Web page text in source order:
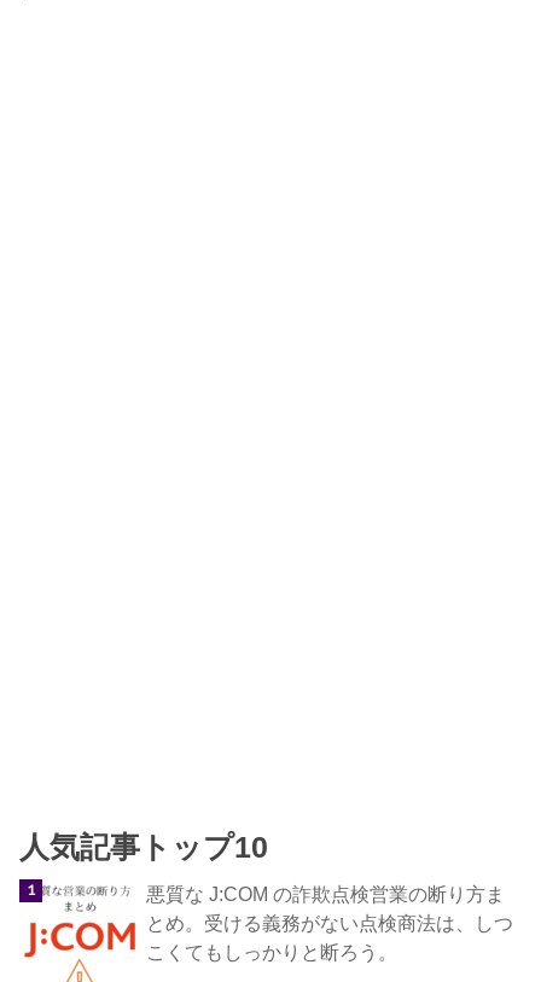
人気記事トップ10
悪質な J:COM の詐欺点検営業の断り方ま
とめ。受ける義務がない点検商法は、しつ
こくてもしっかりと断ろう。